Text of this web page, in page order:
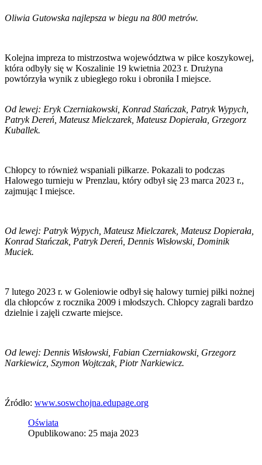
Oliwia Gutowska najlepsza w biegu na 800 metrów.
Kolejna impreza to mistrzostwa województwa w piłce koszykowej,
która odbyły się w Koszalinie 19 kwietnia 2023 r. Drużyna
powtórzyła wynik z ubiegłego roku i obroniła I miejsce.
Od lewej: Eryk Czerniakowski, Konrad Stańczak, Patryk Wypych,
Patryk Dereń, Mateusz Mielczarek, Mateusz Dopierała, Grzegorz
Kuballek.
Chłopcy to również wspaniali piłkarze. Pokazali to podczas
Halowego turnieju w Prenzlau, który odbył się 23 marca 2023 r.,
zajmując I miejsce.
Od lewej: Patryk Wypych, Mateusz Mielczarek, Mateusz Dopierała,
Konrad Stańczak, Patryk Dereń, Dennis Wisłowski, Dominik
Muciek.
7 lutego 2023 r. w Goleniowie odbył się halowy turniej piłki nożnej
dla chłopców z rocznika 2009 i młodszych. Chłopcy zagrali bardzo
dzielnie i zajęli czwarte miejsce.
Od lewej: Dennis Wisłowski, Fabian Czerniakowski, Grzegorz
Narkiewicz, Szymon Wojtczak, Piotr Narkiewicz.
Źródło: www.soswchojna.edupage.org
Oświata
Opublikowano: 25 maja 2023